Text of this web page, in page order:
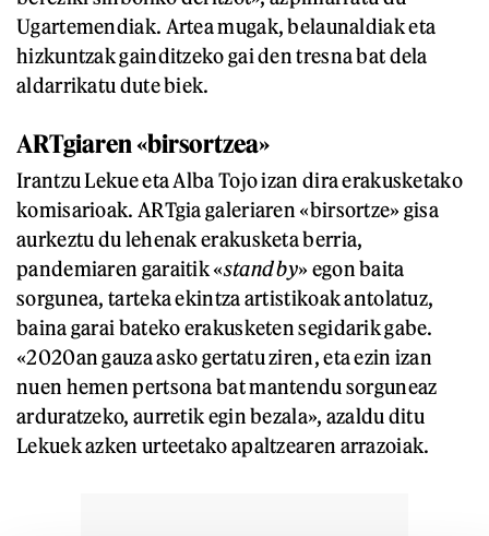
Ugartemendiak. Artea mugak, belaunaldiak eta
hizkuntzak gainditzeko gai den tresna bat dela
aldarrikatu dute biek.
ARTgiaren «birsortzea»
Irantzu Lekue eta Alba Tojo izan dira erakusketako
komisarioak. ARTgia galeriaren «birsortze» gisa
aurkeztu du lehenak erakusketa berria,
pandemiaren garaitik «stand by» egon baita
sorgunea, tarteka ekintza artistikoak antolatuz,
baina garai bateko erakusketen segidarik gabe.
«2020an gauza asko gertatu ziren, eta ezin izan
nuen hemen pertsona bat mantendu sorguneaz
arduratzeko, aurretik egin bezala», azaldu ditu
Lekuek azken urteetako apaltzearen arrazoiak.